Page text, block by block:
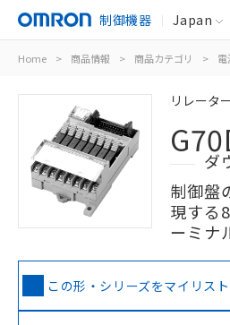
制御機器 Japan
Home > 商品情報 > 商品カテゴリ >
リレータ
ダ
制御盤
現する
ーミナ
この形・シリーズをマイリス